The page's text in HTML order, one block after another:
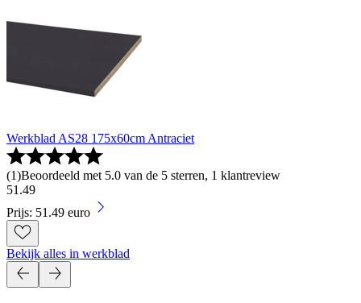
Werkblad AS28 175x60cm Antraciet
(1)Beoordeeld met 5.0 van de 5 sterren, 1 klantreview
51.49
Prijs: 51.49 euro
Bekijk alles in werkblad